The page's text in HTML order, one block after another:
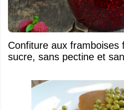
Confiture aux framboises
sucre, sans pectine et